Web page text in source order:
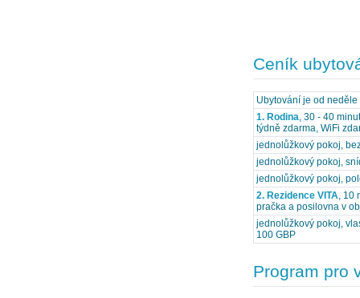
Ceník
Ubytování je od
1. Rodina, 30 - 40
týdně zdarma, WiFi
jednolůžkový pokoj,
jednolůžkový pokoj,
jednolůžkový pokoj,
2. Rezidence VITA, 10
pračka a posilovna v
jednolůžkový pokoj,
100 GBP
Program pro